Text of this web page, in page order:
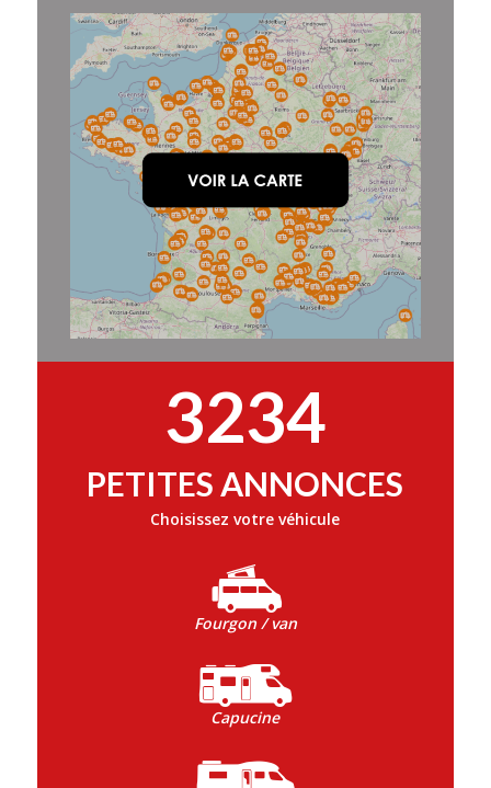
3234
PETITES ANNONCES
Choisissez votre véhicule
Fourgon / van
Capucine